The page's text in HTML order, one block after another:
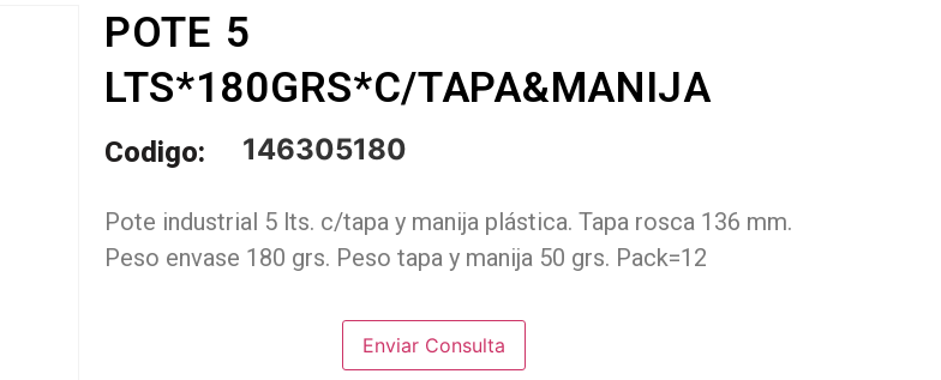
POTE 5
LTS*180GRS*C/TAPA&MANIJA
Codigo: 146305180
Pote industrial 5 lts. c/tapa y manija plástica. Tapa rosca 136 mm.
Peso envase 180 grs. Peso tapa y manija 50 grs. Pack=12
Enviar Consulta